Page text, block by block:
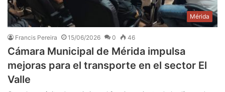
Mérida
Francis Pereira 15/06/2026 0 46
Cámara Municipal de Mérida impulsa
mejoras para el transporte en el sector El
Valle